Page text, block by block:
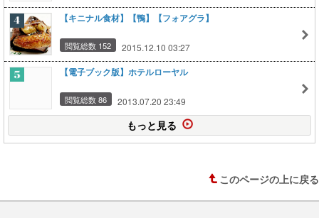
【キニナル食材】【鴨】【フォアグラ】
閲覧総数 152 2015.12.10 03:27
【電子ブック版】ホテルローヤル
閲覧総数 86 2013.07.20 23:49
もっと見る
このページの上に戻る